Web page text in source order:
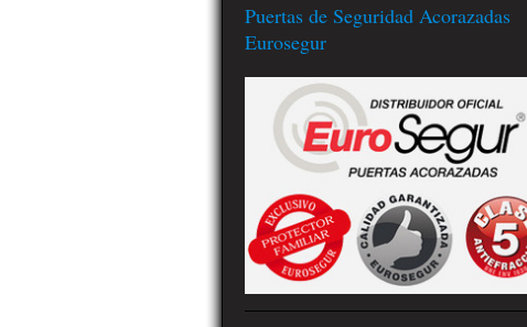
Puertas de Seguridad Acorazadas
Eurosegur